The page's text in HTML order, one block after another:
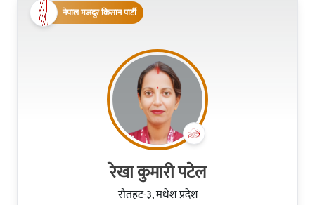
नेपाल मजदुर किसान पार्टी
रेखा कुमारी पटेल
रौतहट-३, मधेश प्रदेश